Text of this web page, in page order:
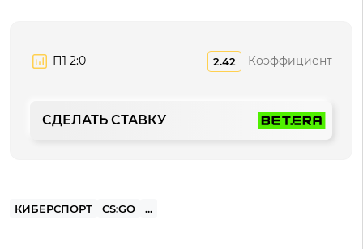
П1 2:0 2.42 Коэффициент
СДЕЛАТЬ СТАВКУ
КИБЕРСПОРТ CS:GO ...